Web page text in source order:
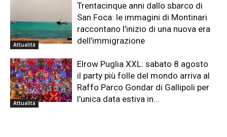
Attualità
Trentacinque anni dallo sbarco di
San Foca: le immagini di Montinari
raccontano l’inizio di una nuova era
dell’immigrazione
Attualità
Elrow Puglia XXL: sabato 8 agosto
il party più folle del mondo arriva al
Raffo Parco Gondar di Gallipoli per
l’unica data estiva in...